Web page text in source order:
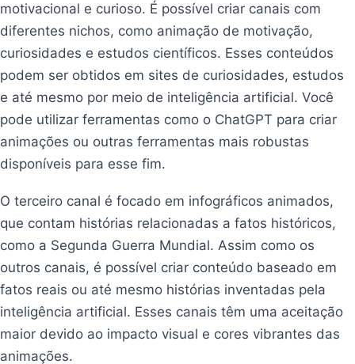
motivacional e curioso. É possível criar canais com
diferentes nichos, como animação de motivação,
curiosidades e estudos científicos. Esses conteúdos
podem ser obtidos em sites de curiosidades, estudos
e até mesmo por meio de inteligência artificial. Você
pode utilizar ferramentas como o ChatGPT para criar
animações ou outras ferramentas mais robustas
disponíveis para esse fim.
O terceiro canal é focado em infográficos animados,
que contam histórias relacionadas a fatos históricos,
como a Segunda Guerra Mundial. Assim como os
outros canais, é possível criar conteúdo baseado em
fatos reais ou até mesmo histórias inventadas pela
inteligência artificial. Esses canais têm uma aceitação
maior devido ao impacto visual e cores vibrantes das
animações.